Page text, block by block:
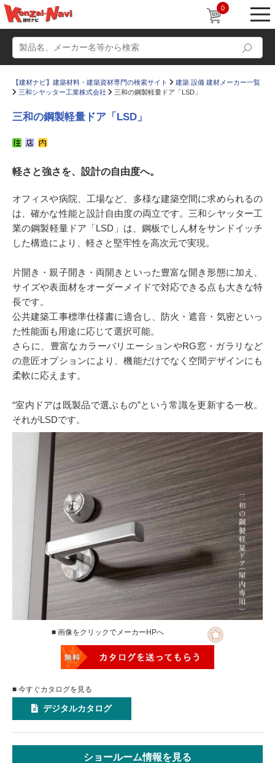
0
かたなび コラム
すまいリング 設計士インタビュー
Q＆A 販売・施工代理店募集
お気に入り
【建材ナビ】建築材料・建築資材専門の検索サイト
建築 設備 建材メーカー一覧
三和シヤッター工業株式会社
三和の鋼製軽量ドア「LSD」
三和の鋼製軽量ドア「LSD」
軽さと強さを、設計の自由度へ。
オフィスや病院、工場など、多様な建築空間に求められるの
は、確かな性能と設計自由度の両立です。三和シヤッター工
業の鋼製軽量ドア「LSD」は、鋼板でしん材をサンドイッチ
した構造により、軽さと堅牢性を高次元で実現。
片開き・親子開き・両開きといった豊富な開き形態に加え、
サイズや表面材をオーダーメイドで対応できる点も大きな特
長です。
公共建築工事標準仕様書に適合し、防火・遮音・気密といっ
た性能面も用途に応じて選択可能。
さらに、豊富なカラーバリエーションやRG窓・ガラリなど
の意匠オプションにより、機能だけでなく空間デザインにも
柔軟に応えます。
“室内ドアは既製品で選ぶもの”という常識を更新する一枚。
それがLSDです。
■ 画像をクリックでメーカーHPへ
■ 今すぐカタログを見る
デジタルカタログ
ショールーム情報を見る